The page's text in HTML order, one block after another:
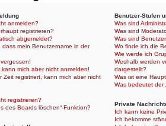
anmelden?
registrieren?
abgemeldet?
dass mein Benutzername in der
mich aber nicht anmelden!
Zeit registriert, kann mich aber nicht
registrieren?
des Boards löschen“-Funktion?
Benutzer-Stufen
Was sind
Was sind
Was sind
Wo finde ich die
Wie werde ich
Weshalb werden
dargestellt?
Was ist eine
Was bedeutet der
Private
Ich kann keine
Ich bekomme